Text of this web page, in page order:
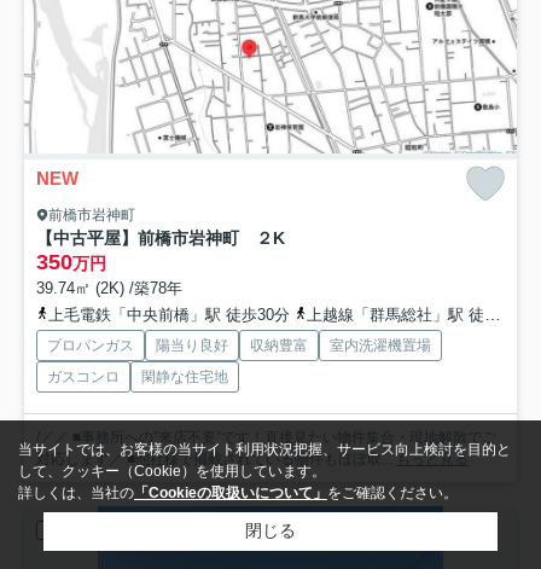
NEW
前橋市岩神町
【中古平屋】前橋市岩神町 ２K
350万円
39.74㎡ (2K) /築78年
上毛電鉄「中央前橋」駅 徒歩30分
上越線「群馬総社」駅 徒歩37分
プロパンガス 陽当り良好 収納豊富
室内洗濯機置場
ガスコンロ
閑静な住宅地
/／／ ■事務所への”来店不要”です！直接見たい物件集合・現地解散でご
対応します／ ■他社様で掲載されている物件もほぼ取...もっと見る
当サイトでは、お客様の当サイト利用状況把握、サービス向上検討を目的と
して、クッキー（Cookie）を使用しています。
詳しくは、当社の 「Cookieの取扱いについて」 をご確認ください。
閉じる